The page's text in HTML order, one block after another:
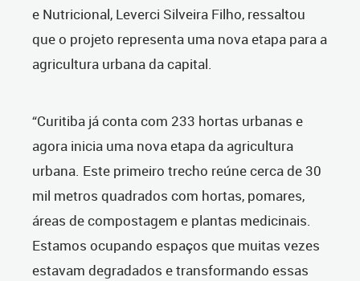
e Nutricional, Leverci Silveira Filho, ressaltou
que o projeto representa uma nova etapa para a
agricultura urbana da capital.
“Curitiba já conta com 233 hortas urbanas e
agora inicia uma nova etapa da agricultura
urbana. Este primeiro trecho reúne cerca de 30
mil metros quadrados com hortas, pomares,
áreas de compostagem e plantas medicinais.
Estamos ocupando espaços que muitas vezes
estavam degradados e transformando essas